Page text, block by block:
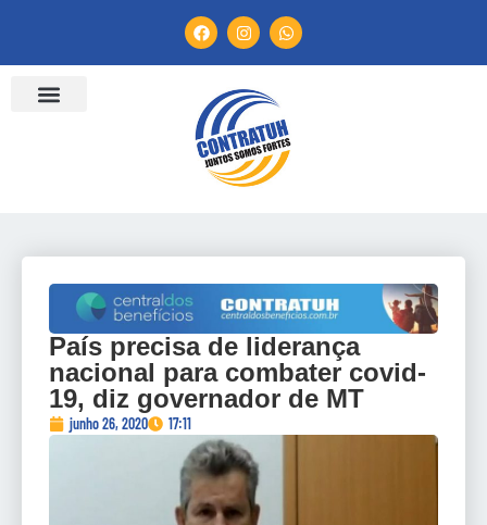
País precisa de liderança
nacional para combater covid-
19, diz governador de MT
junho 26, 2020 17:11